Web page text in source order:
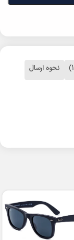
نحوه ارسال